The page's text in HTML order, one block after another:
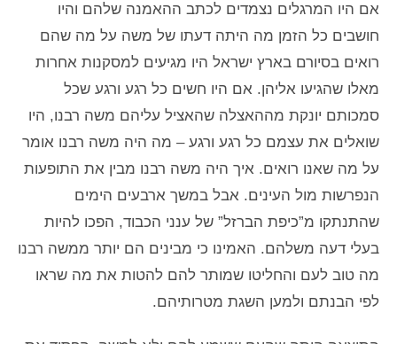
אם היו המרגלים נצמדים לכתב ההאמנה שלהם והיו
חושבים כל הזמן מה היתה דעתו של משה על מה שהם
רואים בסיורם בארץ ישראל היו מגיעים למסקנות אחרות
מאלו שהגיעו אליהן. אם היו חשים כל רגע ורגע שכל
סמכותם יונקת מההאצלה שהאציל עליהם משה רבנו, היו
שואלים את עצמם כל רגע ורגע – מה היה משה רבנו אומר
על מה שאנו רואים. איך היה משה רבנו מבין את התופעות
הנפרשות מול העינים. אבל במשך ארבעים הימים
שהתנתקו מ”כיפת הברזל” של ענני הכבוד, הפכו להיות
בעלי דעה משלהם. האמינו כי מבינים הם יותר ממשה רבנו
מה טוב לעם והחליטו שמותר להם להטות את מה שראו
לפי הבנתם ולמען השגת מטרותיהם.